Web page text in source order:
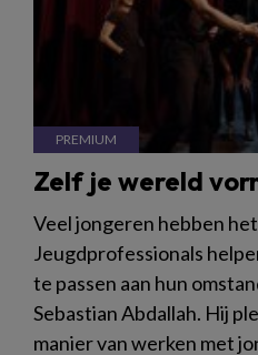
Zelf je wereld
Veel jongeren hebben
Jeugdprofessionals
te passen aan hun
Sebastian Abdallah. Hij
manier van werken met